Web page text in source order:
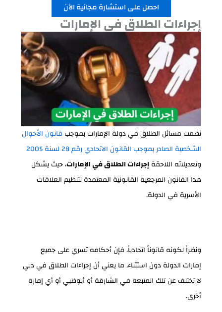
احصل على استشارة مجانية الآن
إجراءات الطلاق في الإمارات
نظمت مسائل الطلاق في دولة الإمارات بموجب قانون الأحوال
الشخصية الصادر بموجب القانون الاتحادي رقم 28 لسنة 2005
وتعديلاته اللاحقةإجراءات الطلاق في الإمارات، حيث يشكل
هذا القانون المرجعية القانونية المعتمدة لتنظيم العلاقات
الأسرية في الدولة.
ونظراً لكونه قانوناً اتحادياً، فإن أحكامه تسري على جميع
إمارات الدولة دون استثناء، ما يعني أن إجراءات الطلاق في دبي
لا تختلف عن تلك المتبعة في الشارقة أو أبوظبي أو أي إمارة
أخرى.